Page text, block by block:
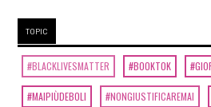
TOPIC
#BLACKLIVESMATTER #BOOKTOK
#MAIPIÙDEBOLI #NONGIUSTIFICAREMAI